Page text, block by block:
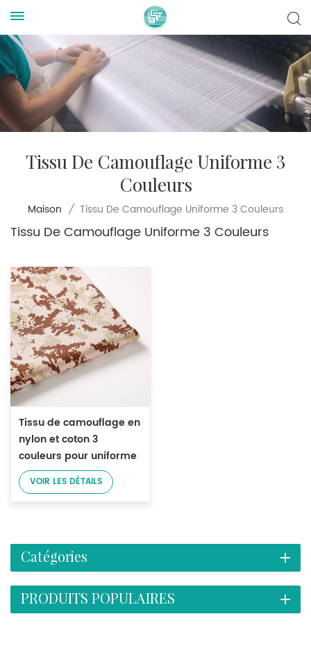
Tissu De Camouflage Uniforme 3
Couleurs
Maison / Tissu De Camouflage Uniforme 3 Couleurs
Tissu De Camouflage Uniforme 3 Couleurs
Tissu de camouflage en
nylon et coton 3
couleurs pour uniforme
VOIR LES DÉTAILS
Catégories
PRODUITS POPULAIRES